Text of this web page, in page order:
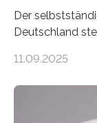
Der
Deutschland
Dr. Matthias
durchgeführt
11.09.2025